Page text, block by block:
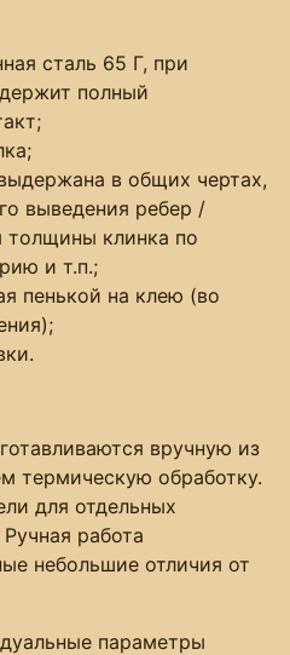
сталь 65 Г, при
полный
в общих чертах,
выведения ребер /
толщины клинка по
и т.п.;
пенькой на клею (во
вручную из
термическую обработку.
для отдельных
работа
небольшие отличия от
параметры